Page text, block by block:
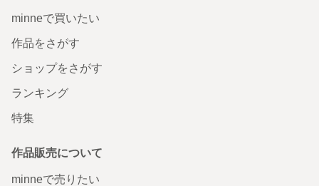
minneで買いたい
作品をさがす
ショップをさがす
ランキング
特集
作品販売について
minneで売りたい